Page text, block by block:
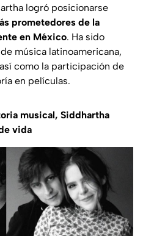
logró posicionarse
prometedores de la
en México. Ha sido
de música latinoamericana,
como la participación de
en películas.
musical, Siddhartha
vida